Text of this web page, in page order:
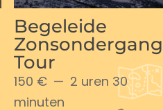
Begeleide
Zonsondergang
Tour
150 €
2 uren 30
minuten